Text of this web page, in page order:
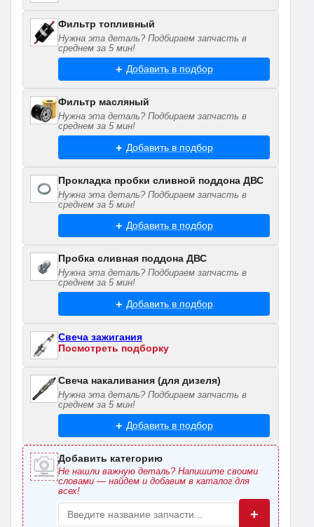
Фильтр топливный
Нужна эта деталь? Подбираем запчасть в
среднем за 5 мин!
Добавить в подбор
Фильтр масляный
Нужна эта деталь? Подбираем запчасть в
среднем за 5 мин!
Добавить в подбор
Прокладка пробки сливной поддона ДВС
Нужна эта деталь? Подбираем запчасть в
среднем за 5 мин!
Добавить в подбор
Пробка сливная поддона ДВС
Нужна эта деталь? Подбираем запчасть в
среднем за 5 мин!
Добавить в подбор
Свеча зажигания
Посмотреть подборку
Свеча накаливания (для дизеля)
Нужна эта деталь? Подбираем запчасть в
среднем за 5 мин!
Добавить в подбор
Добавить категорию
Не нашли важную деталь? Напишите своими
словами — найдем и добавим в каталог для
всех!
+